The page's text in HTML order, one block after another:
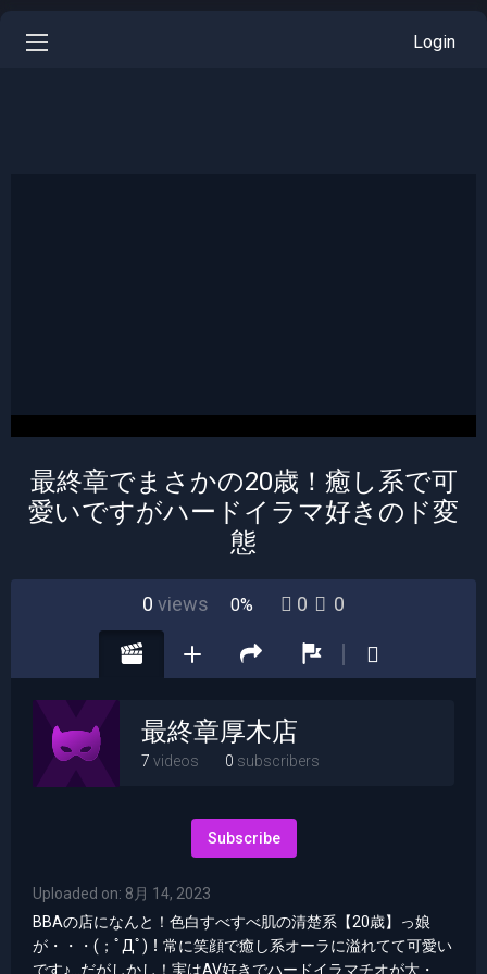
Login
最終章でまさかの20歳！癒し系で可
愛いですがハードイラマ好きのド変
態
0 views 0% 0 0
最終章厚木店
7 videos 0 subscribers
Subscribe
Uploaded on: 8月 14, 2023
BBAの店になんと！色白すべすべ肌の清楚系【20歳】っ娘
が・・・(；ﾟДﾟ)！常に笑顔で癒し系オーラに溢れてて可愛い
です♪…だがしかし！実はAV好きでハードイラマチオが大・